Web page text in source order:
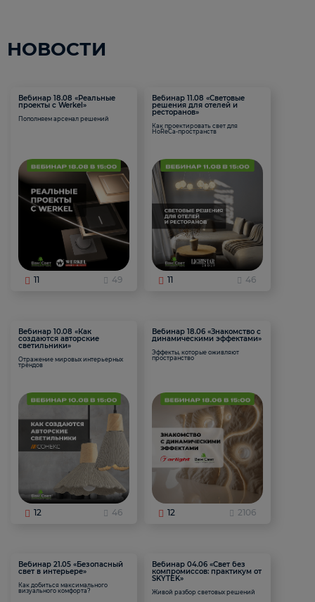
НОВОСТИ
Вебинар 18.08 «Реальные
проекты с Werkel»
Пополняем арсенал решений
11 49
Вебинар 11.08 «Световые
решения для отелей и
ресторанов»
Как проектировать свет для
HoReCa-пространств
11 46
Вебинар 10.08 «Как
создаются авторские
светильники»
Отражение мировых интерьерных
трендов
12 46
Вебинар 18.06 «Знакомство с
динамическими эффектами»
Эффекты, которые оживляют
пространство
12 2106
Вебинар 21.05 «Безопасный
свет в интерьере»
Как добиться максимального
визуального комфорта?
Вебинар 04.06 «Свет без
компромиссов: практикум от
SKYTEK»
Живой разбор световых решений